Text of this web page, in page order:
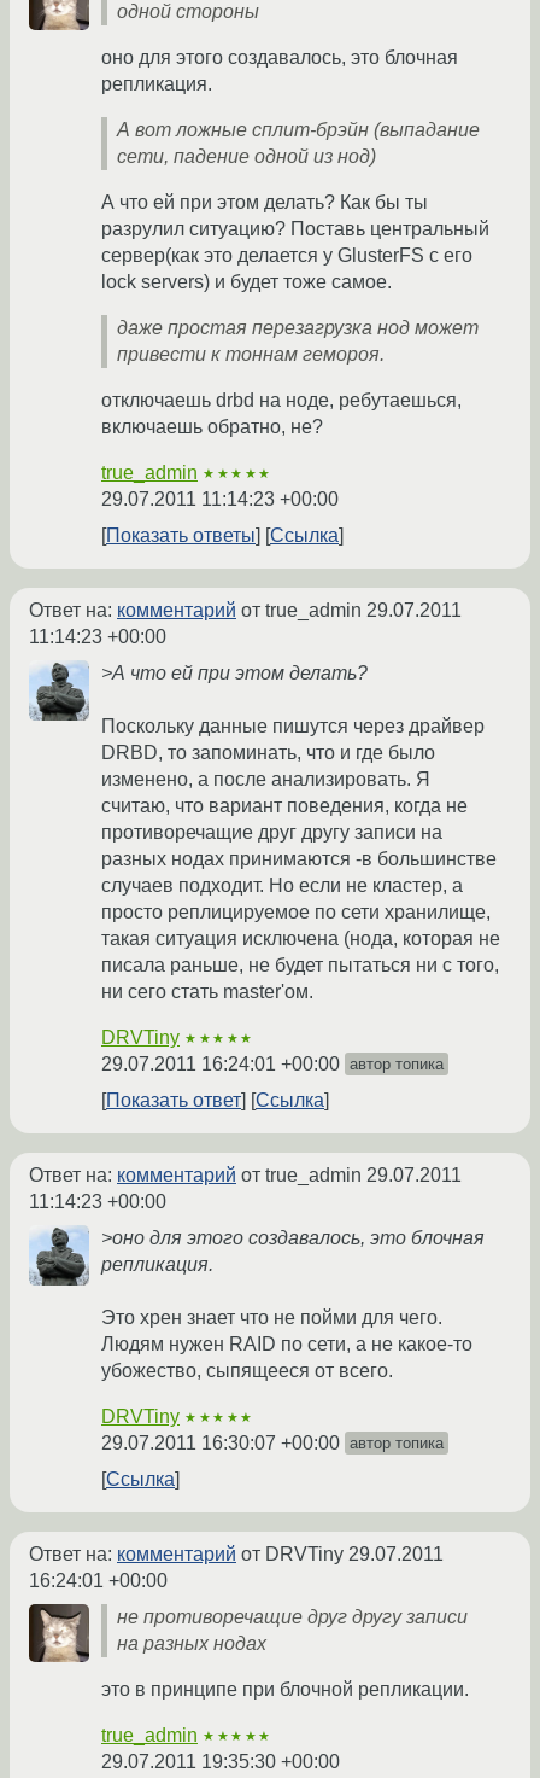
одной стороны
оно для этого создавалось, это блочная
репликация.
А вот ложные сплит-брэйн (выпадание
сети, падение одной из нод)
А что ей при этом делать? Как бы ты
разрулил ситуацию? Поставь центральный
сервер(как это делается у GlusterFS с его
lock servers) и будет тоже самое.
даже простая перезагрузка нод может
привести к тоннам гемороя.
отключаешь drbd на ноде, ребутаешься,
включаешь обратно, не?
true_admin ★★★★★
29.07.2011 11:14:23 +00:00
Показать ответы
Ссылка
Ответ на: комментарий от true_admin 29.07.2011
11:14:23 +00:00
>А что ей при этом делать?
Поскольку данные пишутся через драйвер
DRBD, то запоминать, что и где было
изменено, а после анализировать. Я
считаю, что вариант поведения, когда не
противоречащие друг другу записи на
разных нодах принимаются -в большинстве
случаев подходит. Но если не кластер, а
просто реплицируемое по сети хранилище,
такая ситуация исключена (нода, которая не
писала раньше, не будет пытаться ни с того,
ни сего стать master'ом.
DRVTiny ★★★★★
29.07.2011 16:24:01 +00:00 автор топика
Показать ответ Ссылка
Ответ на: комментарий от true_admin 29.07.2011
11:14:23 +00:00
>оно для этого создавалось, это блочная
репликация.
Это хрен знает что не пойми для чего.
Людям нужен RAID по сети, а не какое-то
убожество, сыпящееся от всего.
DRVTiny ★★★★★
29.07.2011 16:30:07 +00:00 автор топика
Ссылка
Ответ на: комментарий от DRVTiny 29.07.2011
16:24:01 +00:00
не противоречащие друг другу записи
на разных нодах
это в принципе при блочной репликации.
true_admin ★★★★★
29.07.2011 19:35:30 +00:00